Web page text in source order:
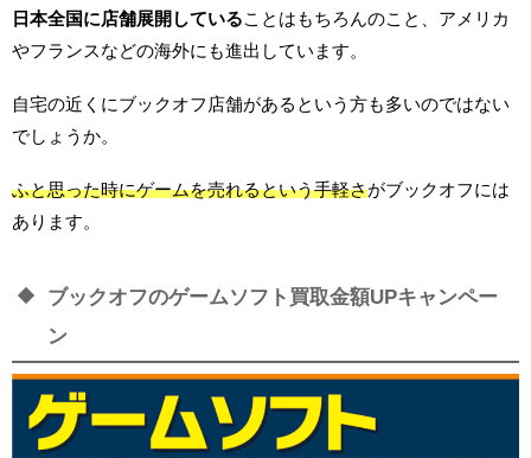
日本全国に店舗展開している ことはもちろんのこと、アメリカ
やフランスなどの海外にも進出しています。
自宅の近くにブックオフ店舗があるという方も多いのではない
でしょうか。
ふと思った時にゲームを売れるという手軽さがブックオフには
あります。
ブックオフのゲームソフト買取金額UPキャンペー
ン